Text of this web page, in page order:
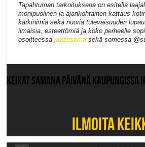
Tapahtuman tarkoituksena on esitellä
monipuolinen ja ajankohtainen kattaus
kärkinimiä sekä nuoria tulevaisuuden
ilmaisia, esteettömiä ja koko perheelle
osoitteessa jazzespa.fisekä somessa
KEIKAT SAMANA PÄIVÄNÄ KAUPUNGISSA
ILMOITA